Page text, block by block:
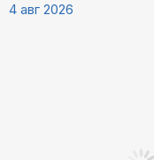
4 авг 2026